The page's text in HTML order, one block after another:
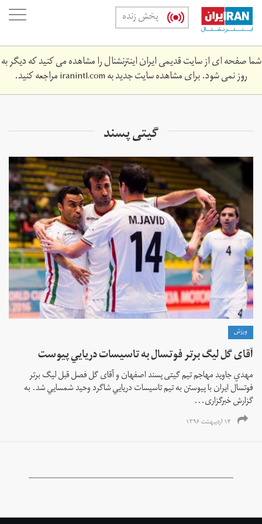
Skip
main
content
پخش زنده
شما صفحه ای از سایت قدیمی ایران اینترنشنال را مشاهده می کنید که دیگر به
روز نمی شود. برای مشاهده سایت جدید بهiranintl.comمراجعه کنید.
گيتی پسند
ورزش
آقای گل ليگ برتر فوتسال به تاسيسات دريايي پيوست
مهدي جاويد مهاجم تيم گيتی پسند اصفهان و آقای گل فصل قبل ليگ برتر
فوتسال ايران با پيوستن به تيم تاسيسات دريايي شاگرد وحيد شمسايي شد. به
گزارش خبرگزاری...
۱۴ اردیبهشت ۱۳۹۶